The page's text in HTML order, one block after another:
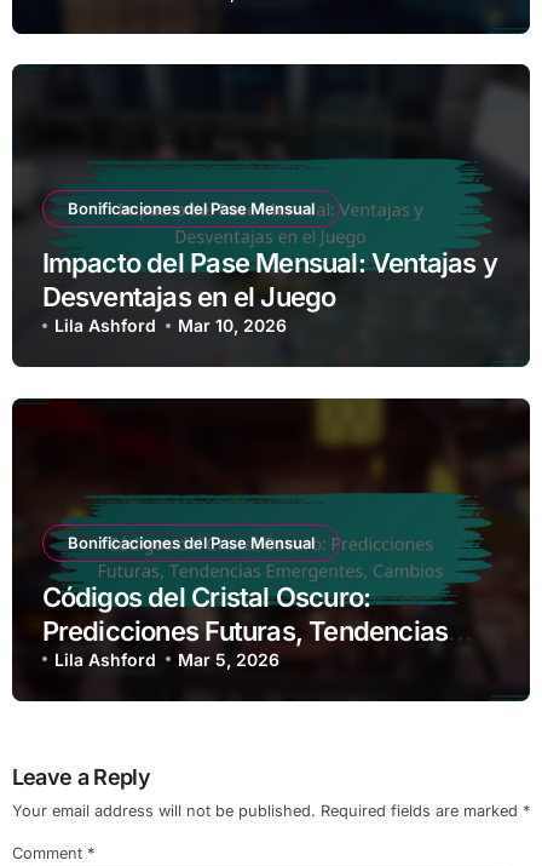
Bonificaciones del Pase Mensual
Impacto del Pase Mensual: Ventajas y
Desventajas en el Juego
Lila Ashford Mar 10, 2026
Bonificaciones del Pase Mensual
Códigos del Cristal Oscuro:
Predicciones Futuras, Tendencias
Emergentes, Cambios
Lila Ashford Mar 5, 2026
Leave a Reply
Your email address will not be published. Required fields are marked *
Comment *